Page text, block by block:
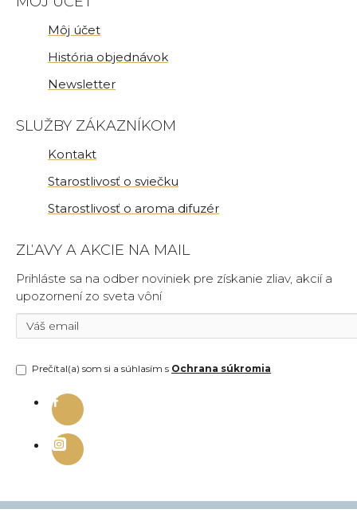
Môj účet
História objednávok
Newsletter
SLUŽBY ZÁKAZNÍKOM
Kontakt
Starostlivosť o sviečku
Starostlivosť o aroma difuzér
ZĽAVY A AKCIE NA MAIL
Prihláste sa na odber noviniek pre získanie zliav, akcií a
upozornení zo sveta vôní
Prečítal(a) som si a súhlasím s Ochrana súkromia